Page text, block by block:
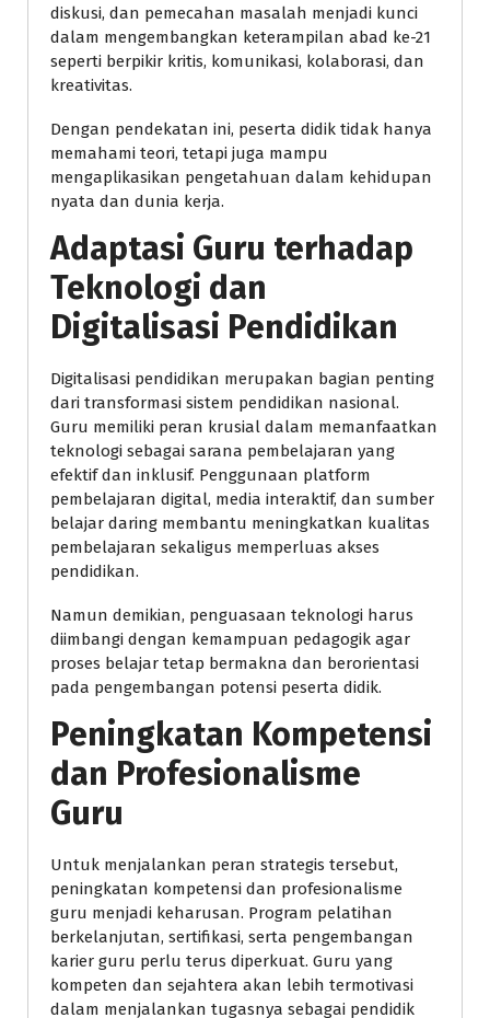
diskusi, dan pemecahan masalah menjadi kunci
dalam mengembangkan keterampilan abad ke-21
seperti berpikir kritis, komunikasi, kolaborasi, dan
kreativitas.
Dengan pendekatan ini, peserta didik tidak hanya
memahami teori, tetapi juga mampu
mengaplikasikan pengetahuan dalam kehidupan
nyata dan dunia kerja.
Adaptasi Guru terhadap
Teknologi dan
Digitalisasi Pendidikan
Digitalisasi pendidikan merupakan bagian penting
dari transformasi sistem pendidikan nasional.
Guru memiliki peran krusial dalam memanfaatkan
teknologi sebagai sarana pembelajaran yang
efektif dan inklusif. Penggunaan platform
pembelajaran digital, media interaktif, dan sumber
belajar daring membantu meningkatkan kualitas
pembelajaran sekaligus memperluas akses
pendidikan.
Namun demikian, penguasaan teknologi harus
diimbangi dengan kemampuan pedagogik agar
proses belajar tetap bermakna dan berorientasi
pada pengembangan potensi peserta didik.
Peningkatan Kompetensi
dan Profesionalisme
Guru
Untuk menjalankan peran strategis tersebut,
peningkatan kompetensi dan profesionalisme
guru menjadi keharusan. Program pelatihan
berkelanjutan, sertifikasi, serta pengembangan
karier guru perlu terus diperkuat. Guru yang
kompeten dan sejahtera akan lebih termotivasi
dalam menjalankan tugasnya sebagai pendidik